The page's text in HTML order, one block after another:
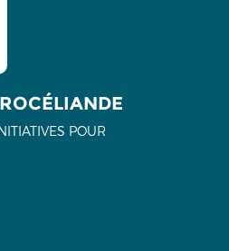
POUR